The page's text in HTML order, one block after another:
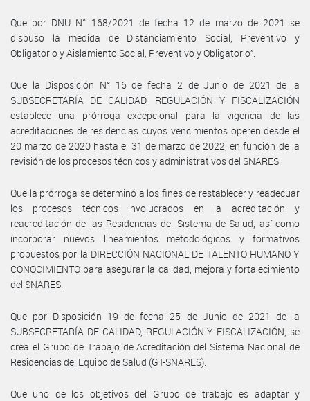
Que por DNU N° 168/2021 de fecha 12 de marzo de 2021 se
dispuso la medida de Distanciamiento Social, Preventivo y
Obligatorio y Aislamiento Social, Preventivo y Obligatorio”.
Que la Disposición N° 16 de fecha 2 de Junio de 2021 de la
SUBSECRETARÍA DE CALIDAD, REGULACIÓN Y FISCALIZACIÓN
establece una prórroga excepcional para la vigencia de las
acreditaciones de residencias cuyos vencimientos operen desde el
20 marzo de 2020 hasta el 31 de marzo de 2022, en función de la
revisión de los procesos técnicos y administrativos del SNARES.
Que la prórroga se determinó a los fines de restablecer y readecuar
los procesos técnicos involucrados en la acreditación y
reacreditación de las Residencias del Sistema de Salud, así como
incorporar nuevos lineamientos metodológicos y formativos
propuestos por la DIRECCIÓN NACIONAL DE TALENTO HUMANO Y
CONOCIMIENTO para asegurar la calidad, mejora y fortalecimiento
del SNARES.
Que por Disposición 19 de fecha 25 de Junio de 2021 de la
SUBSECRETARÍA DE CALIDAD, REGULACIÓN Y FISCALIZACIÓN, se
crea el Grupo de Trabajo de Acreditación del Sistema Nacional de
Residencias del Equipo de Salud (GT-SNARES).
Que uno de los objetivos del Grupo de trabajo es adaptar y